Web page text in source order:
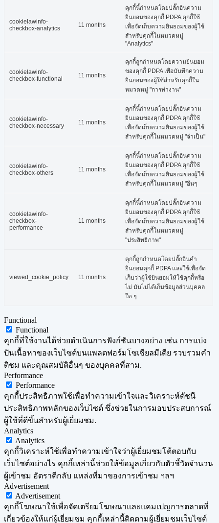
cookielawinfo-
checkbox-analytics
11 months
คุกกี้นี้กำหนดโดยปลั๊กอินความ
ยินยอมของคุกกี้ PDPA คุกกี้ใช้
เพื่อจัดเก็บความยินยอมของผู้ใช้
สำหรับคุกกี้ในหมวดหมู่
"Analytics"
cookielawinfo-
checkbox-functional
11 months
คุกกี้ถูกกำหนดโดยความยินยอม
ของคุกกี้ PDPA เพื่อบันทึกความ
ยินยอมของผู้ใช้สำหรับคุกกี้ใน
หมวดหมู่ "การทำงาน"
cookielawinfo-
checkbox-necessary
11 months
คุกกี้นี้กำหนดโดยปลั๊กอินความ
ยินยอมของคุกกี้ PDPA คุกกี้ใช้
เพื่อจัดเก็บความยินยอมของผู้ใช้
สำหรับคุกกี้ในหมวดหมู่ "จำเป็น"
cookielawinfo-
checkbox-others
11 months
คุกกี้นี้กำหนดโดยปลั๊กอินความ
ยินยอมของคุกกี้ PDPA คุกกี้ใช้
เพื่อจัดเก็บความยินยอมของผู้ใช้
สำหรับคุกกี้ในหมวดหมู่ "อื่นๆ
cookielawinfo-
checkbox-
performance
11 months
คุกกี้นี้กำหนดโดยปลั๊กอินความ
ยินยอมของคุกกี้ PDPA คุกกี้ใช้
เพื่อจัดเก็บความยินยอมของผู้ใช้
สำหรับคุกกี้ในหมวดหมู่
"ประสิทธิภาพ"
viewed_cookie_policy 11 months
คุกกี้ถูกกำหนดโดยปลั๊กอินคำ
ยินยอมคุกกี้ PDPA และใช้เพื่อจัด
เก็บว่าผู้ใช้ยินยอมให้ใช้คุกกี้หรือ
ไม่ มันไม่ได้เก็บข้อมูลส่วนบุคคล
ใด ๆ
Functional
Functional
คุกกี้ที่ใช้งานได้ช่วยดำเนินการฟังก์ชันบางอย่าง เช่น การแบ่ง
ปันเนื้อหาของเว็บไซต์บนแพลตฟอร์มโซเชียลมีเดีย รวบรวมคำ
ติชม และคุณสมบัติอื่นๆ ของบุคคลที่สาม.
Performance
Performance
คุกกี้ประสิทธิภาพใช้เพื่อทำความเข้าใจและวิเคราะห์ดัชนี
ประสิทธิภาพหลักของเว็บไซต์ ซึ่งช่วยในการมอบประสบการณ์
ผู้ใช้ที่ดีขึ้นสำหรับผู้เยี่ยมชม.
Analytics
Analytics
คุกกี้วิเคราะห์ใช้เพื่อทำความเข้าใจว่าผู้เยี่ยมชมโต้ตอบกับ
เว็บไซต์อย่างไร คุกกี้เหล่านี้ช่วยให้ข้อมูลเกี่ยวกับตัวชี้วัดจำนวน
ผู้เข้าชม อัตราตีกลับ แหล่งที่มาของการเข้าชม ฯลฯ
Advertisement
Advertisement
คุกกี้โฆษณาใช้เพื่อจัดเตรียมโฆษณาและแคมเปญการตลาดที่
เกี่ยวข้องให้แก่ผู้เยี่ยมชม คุกกี้เหล่านี้ติดตามผู้เยี่ยมชมเว็บไซต์